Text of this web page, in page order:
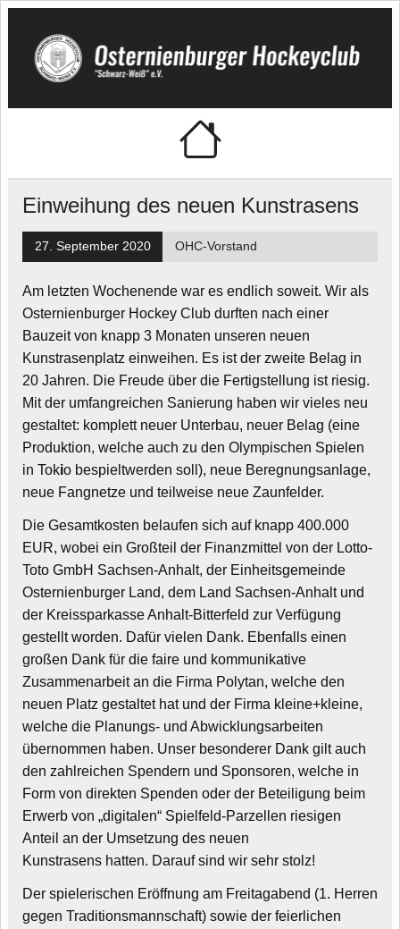
Skip
content
🏑 Osternienburger
Hockeyclub
Einweihung des neuen Kunstrasens
27. September 2020 OHC-Vorstand
Am letzten Wochenende war es endlich soweit. Wir als
Osternienburger Hockey Club durften nach einer
Bauzeit von knapp 3 Monaten unseren neuen
Kunstrasenplatz einweihen. Es ist der zweite Belag in
20 Jahren. Die Freude über die Fertigstellung ist riesig.
Mit der umfangreichen Sanierung haben wir vieles neu
gestaltet: komplett neuer Unterbau, neuer Belag (eine
Produktion, welche auch zu den Olympischen Spielen
in Tokio bespieltwerden soll), neue Beregnungsanlage,
neue Fangnetze und teilweise neue Zaunfelder.
Die Gesamtkosten belaufen sich auf knapp 400.000
EUR, wobei ein Großteil der Finanzmittel von der Lotto-
Toto GmbH Sachsen-Anhalt, der Einheitsgemeinde
Osternienburger Land, dem Land Sachsen-Anhalt und
der Kreissparkasse Anhalt-Bitterfeld zur Verfügung
gestellt worden. Dafür vielen Dank. Ebenfalls einen
großen Dank für die faire und kommunikative
Zusammenarbeit an die Firma Polytan, welche den
neuen Platz gestaltet hat und der Firma kleine+kleine,
welche die Planungs- und Abwicklungsarbeiten
übernommen haben. Unser besonderer Dank gilt auch
den zahlreichen Spendern und Sponsoren, welche in
Form von direkten Spenden oder der Beteiligung beim
Erwerb von „digitalen“ Spielfeld-Parzellen riesigen
Anteil an der Umsetzung des neuen
Kunstrasens hatten. Darauf sind wir sehr stolz!
Der spielerischen Eröffnung am Freitagabend (1. Herren
gegen Traditionsmannschaft) sowie der feierlichen